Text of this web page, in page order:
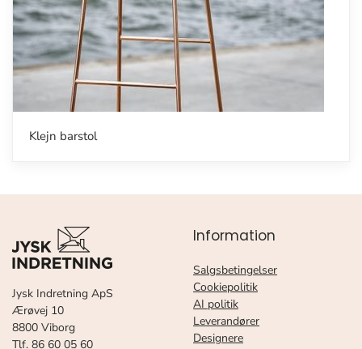
Klejn barstol
Jysk Indretning ApS
Ærøvej 10
8800 Viborg
Tlf. 86 60 05 60
Information
Salgsbetingelser
Cookiepolitik
AI politik
Leverandører
Designere